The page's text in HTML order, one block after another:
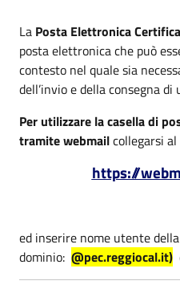
La Posta Elettronica
posta elettronica che può
contesto nel quale sia
dell’invio e della consegna
Per utilizzare la casella di
tramite webmailcollegarsi
https://
ed inserire nome utente
dominio: @pec.reggiocal.it)